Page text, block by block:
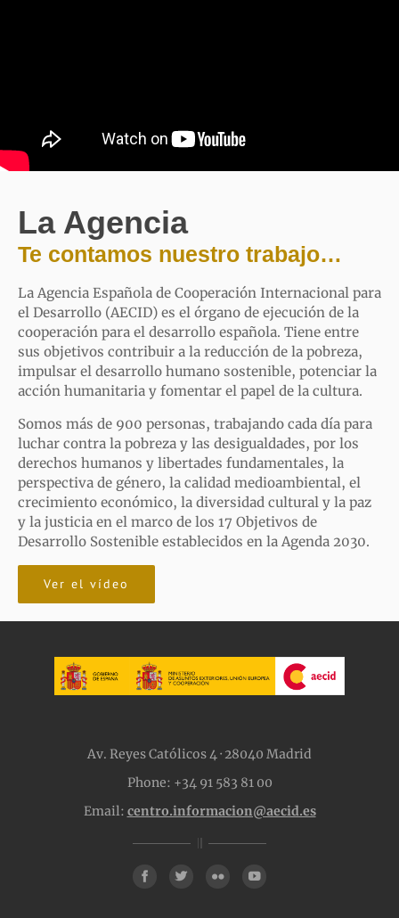
La Agencia
Te contamos nuestro trabajo…
La Agencia Española de Cooperación Internacional para
el Desarrollo (AECID) es el órgano de ejecución de la
cooperación para el desarrollo española. Tiene entre
sus objetivos contribuir a la reducción de la pobreza,
impulsar el desarrollo humano sostenible, potenciar la
acción humanitaria y fomentar el papel de la cultura.
Somos más de 900 personas, trabajando cada día para
luchar contra la pobreza y las desigualdades, por los
derechos humanos y libertades fundamentales, la
perspectiva de género, la calidad medioambiental, el
crecimiento económico, la diversidad cultural y la paz
y la justicia en el marco de los 17 Objetivos de
Desarrollo Sostenible establecidos en la Agenda 2030.
Ver el vídeo
Av. Reyes Católicos 4 · 28040 Madrid
Phone: +34 91 583 81 00
Email: centro.informacion@aecid.es